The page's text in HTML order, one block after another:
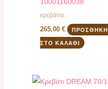
10001160038
κρεβάτια
265,00€ ΠΡΟΣΘΉΚΗ
ΣΤΟ ΚΑΛΆΘΙ